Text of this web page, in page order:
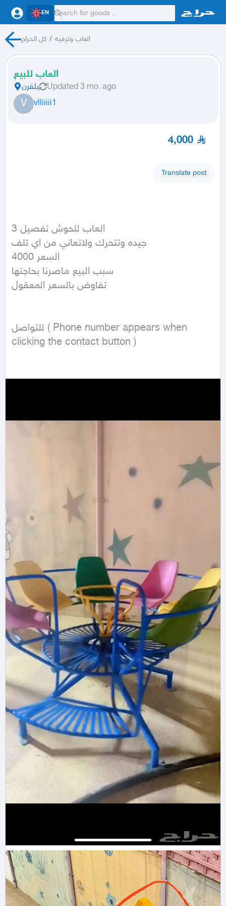
EN
كل الحراج / العاب وترفيه
العاب للبيع
بلقرن Updated 3 mo. ago
V vlliiiii1
4,000
Translate post
3 العاب للحوش تفصيل
جيده وتتحرك ولاتعاني من اي تلف
السعر 4000
سبب البيع ماصرنا بحاجتها
تفاوض بالسعر المعقول
للتواصل ( Phone number appears when
clicking the contact button )